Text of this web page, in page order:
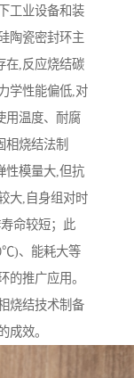
工业设备和装
陶瓷密封环主
在,反应烧结碳
学性能偏低,对
用温度、耐腐
相烧结法制
性模量大,但抗
大,自身组对时
命较短；此
、能耗大等
的推广应用。
烧结技术制备
成效。